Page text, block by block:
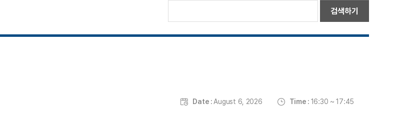
검색하기
Date :August 6, 2026 Time : 16:30 ~ 17:45